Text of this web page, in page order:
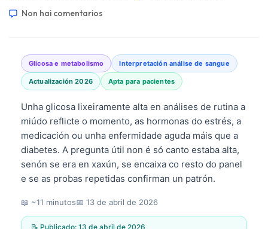
Non hai comentarios
Glicosa e metabolismo Interpretación análise de sangue
Actualización 2026 Apta para pacientes
Unha glicosa lixeiramente alta en análises de rutina a
miúdo reflicte o momento, as hormonas do estrés, a
medicación ou unha enfermidade aguda máis que a
diabetes. A pregunta útil non é só canto estaba alta,
senón se era en xaxún, se encaixa co resto do panel
e se as probas repetidas confirman un patrón.
📖 ~11 minutos📅 13 de abril de 2026
📝 Publicado: 13 de abril de 2026